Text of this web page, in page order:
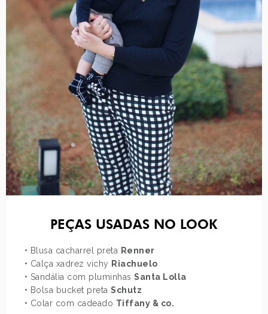
PEÇAS USADAS NO LOOK
• Blusa cacharrel preta Renner
• Calça xadrez vichy Riachuelo
• Sandália com pluminhasSanta Lolla
• Bolsa bucket pretaSchutz
• Colar com cadeado Tiffany & co.